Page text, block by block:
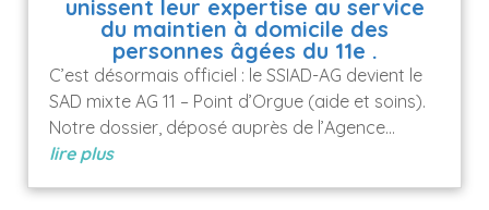
unissent leur expertise au service
du maintien à domicile des
personnes âgées du 11e .
C’est désormais officiel : le SSIAD-AG devient le
SAD mixte AG 11 – Point d’Orgue (aide et soins).
Notre dossier, déposé auprès de l’Agence...
lire plus